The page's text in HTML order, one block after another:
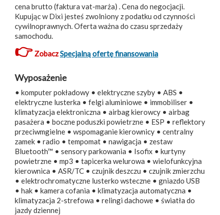
cena brutto (faktura vat-marża) . Cena do negocjacji.
Kupując w Dixi jesteś zwolniony z podatku od czynności
cywilnoprawnych. Oferta ważna do czasu sprzedaży
samochodu.
👉ZobaczSpecjalną ofertę finansowania
Wyposażenie
• komputer pokładowy • elektryczne szyby • ABS •
elektryczne lusterka • felgi aluminiowe • immobiliser •
klimatyzacja elektroniczna • airbag kierowcy • airbag
pasażera • boczne poduszki powietrzne • ESP • reflektory
przeciwmgielne • wspomaganie kierownicy • centralny
zamek • radio • tempomat • nawigacja • zestaw
Bluetooth™ • sensory parkowania • Isofix • kurtyny
powietrzne • mp3 • tapicerka welurowa • wielofunkcyjna
kierownica • ASR/TC • czujnik deszczu • czujnik zmierzchu
• elektrochromatyczne lusterko wsteczne • gniazdo USB
• hak • kamera cofania • klimatyzacja automatyczna •
klimatyzacja 2-strefowa • relingi dachowe • światła do
jazdy dziennej